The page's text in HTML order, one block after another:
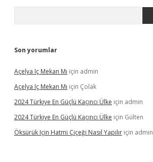
Son yorumlar
Açelya Iç Mekan Mı için admin
Açelya Iç Mekan Mı için Çolak
2024 Türkiye En Güçlü Kaçıncı Ülke için admin
2024 Türkiye En Güçlü Kaçıncı Ülke için Gülten
Öksürük Için Hatmi Çiçeği Nasıl Yapılır için admin